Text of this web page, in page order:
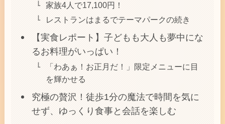
家族4人で17,100円！
レストランはまるでテーマパークの続き
【実食レポート】子どもも大人も夢中にな
るお料理がいっぱい！
「わあぁ！お正月だ！」限定メニューに目
を輝かせる
究極の贅沢！徒歩1分の魔法で時間を気に
せず、ゆっくり食事と会話を楽しむ